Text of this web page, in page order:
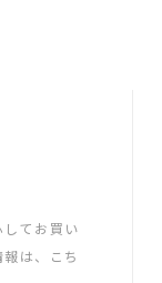
てお買い
は、こち